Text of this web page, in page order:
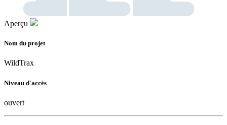
Aperçu
Nom du projet
WildTrax
Niveau d'accès
ouvert